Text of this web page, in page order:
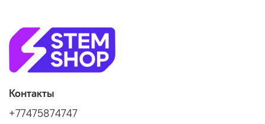
Контакты
+77475874747